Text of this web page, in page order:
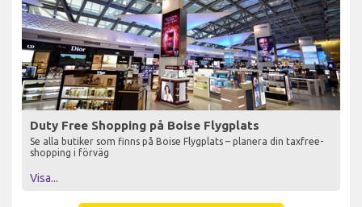
Duty Free Shopping på Boise Flygplats
Se alla butiker som finns på Boise Flygplats – planera din taxfree-
shopping i förväg
Visa...